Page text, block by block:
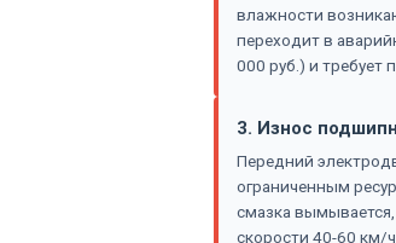
влажности
переходит в
000 руб.) и требует
3. Износ
Передний
ограниченным
смазка вымывается,
скорости 40-60 км/